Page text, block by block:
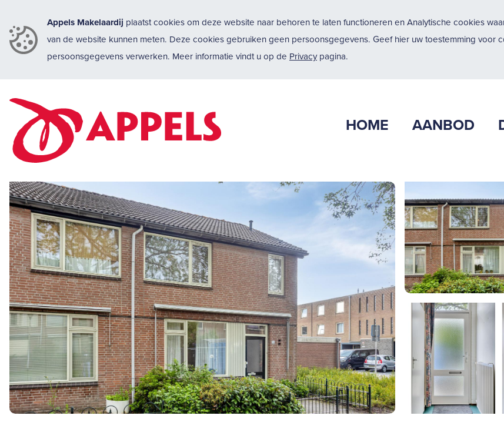
Appels Makelaardij plaatst cookies om deze website naar behoren te laten functioneren en Analytische cookies
van de website kunnen meten. Deze cookies gebruiken geen persoonsgegevens. Geef hier uw toestemming voor
persoonsgegevens verwerken. Meer informatie vindt u op de Privacypagina.
HOME AANBOD